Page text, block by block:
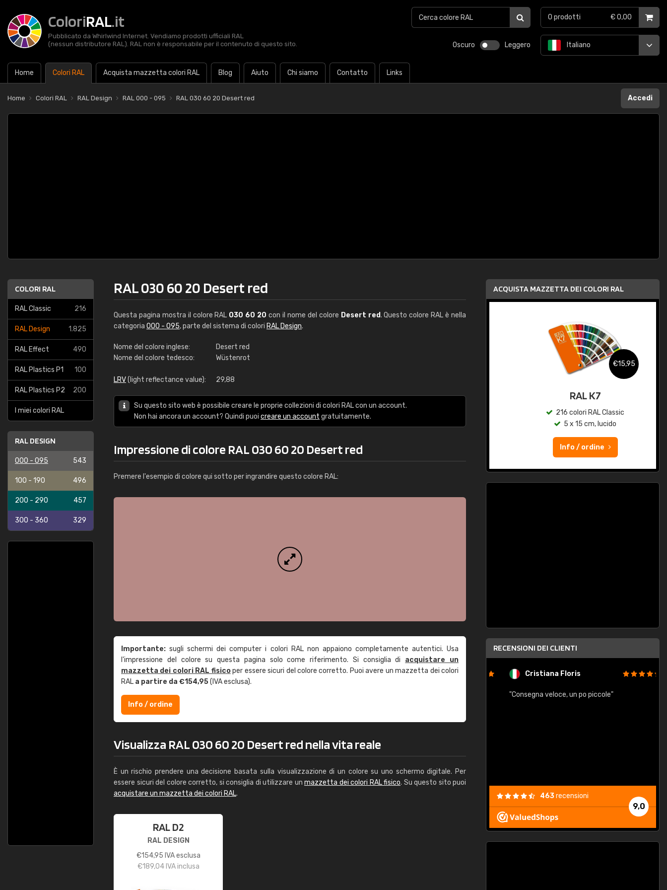
ColoriRAL.it
Pubblicato da Whirlwind Internet. Vendiamo prodotti ufficiali RAL
(nessun distributore RAL). RAL non è responsabile per il contenuto di questo sito.
Oscuro Leggero
Home Colori RAL Acquista mazzetta colori RAL Blog Aiuto Chi siamo Contatto Links
Italiano
0 prodotti € 0,00
Home Colori RAL RAL Design RAL 000 - 095 RAL 030 60 20 Desert red Accedi
COLORI RAL
RAL Classic 216
RAL Design 1.825
RAL Effect 490
RAL Plastics P1 100
RAL Plastics P2 200
I miei colori RAL
RAL DESIGN
000 - 095 543
100 - 190 496
200 - 290 457
300 - 360 329
RAL 030 60 20 Desert red
Questa pagina mostra il colore RAL 030 60 20 con il nome del colore Desert red. Questo colore RAL è nella
categoria 000 - 095, parte del sistema di colori RAL Design.
Nome del colore inglese:
Desert red
Nome del colore tedesco:
Wüstenrot
LRV(light reflectance value): 29,88
Su questo sito web è possibile creare le proprie collezioni di colori RAL con un account.
Non hai ancora un account? Quindi puoi creare un account gratuitamente.
Impressione di colore RAL 030 60 20 Desert red
Premere l'esempio di colore qui sotto per ingrandire questo colore RAL:
Importante: sugli schermi dei computer i colori RAL non appaiono completamente autentici. Usa
l'impressione del colore su questa pagina solo come riferimento. Si consiglia di acquistare un
mazzetta dei colori RAL fisicoper essere sicuri del colore corretto. Puoi avere un mazzetta dei colori
RAL a partire da €154,95(IVA esclusa).
Info / ordine
Visualizza RAL 030 60 20 Desert red nella vita reale
È un rischio prendere una decisione basata sulla visualizzazione di un colore su uno schermo digitale. Per
essere sicuri del colore corretto, si consiglia di utilizzare un mazzetta dei colori RAL fisico. Su questo sito puoi
acquistare un mazzetta dei colori RAL.
RAL D2
RAL DESIGN
€154,95 IVA esclusa
€189,04IVA inclusa
ACQUISTA MAZZETTA DEI COLORI RAL
RAL K7 a base d'acqua
€15,95
RAL K7
216 colori RAL Classic
5 x 15 cm, lucido
Info / ordine
RECENSIONI DEI CLIENTI
Caterina Maifredi Cristiana Floris
"Consegna veloce, un po piccole"
9,0
463recensioni